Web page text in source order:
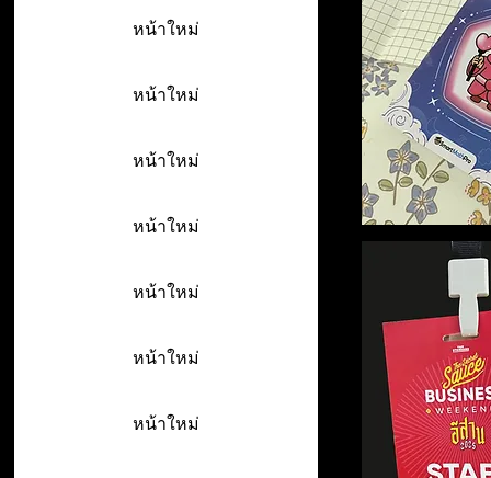
หน้าใหม่
หน้าใหม่
หน้าใหม่
หน้าใหม่
หน้าใหม่
หน้าใหม่
หน้าใหม่